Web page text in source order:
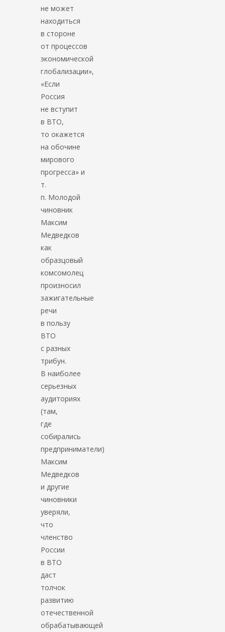
не может
находиться
в стороне
от процессов
экономической
глобализации»,
«Если
Россия
не вступит
в ВТО,
то окажется
на обочине
мирового
прогресса» и
т.
п. Молодой
чиновник
Максим
Медведков
как
образцовый
комсомолец
произносил
зажигательные
речи
в пользу
ВТО
с разных
трибун.
В наиболее
серьезных
аудиториях
(там,
где
собирались
предприниматели)
Максим
Медведков
и другие
чиновники
уверяли,
что
членство
России
в ВТО
даст
толчок
развитию
отечественной
обрабатывающей